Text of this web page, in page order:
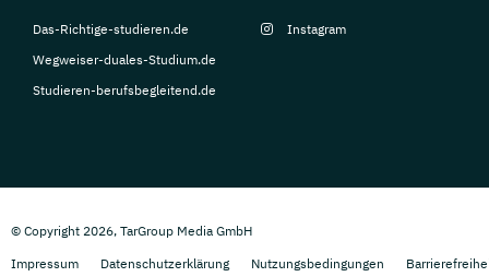
Das-Richtige-studieren.de
Wegweiser-duales-Studium.de
Studieren-berufsbegleitend.de
Instagram
© Copyright 2026, TarGroup Media GmbH
Impressum
Datenschutzerklärung Nutzungsbedingungen